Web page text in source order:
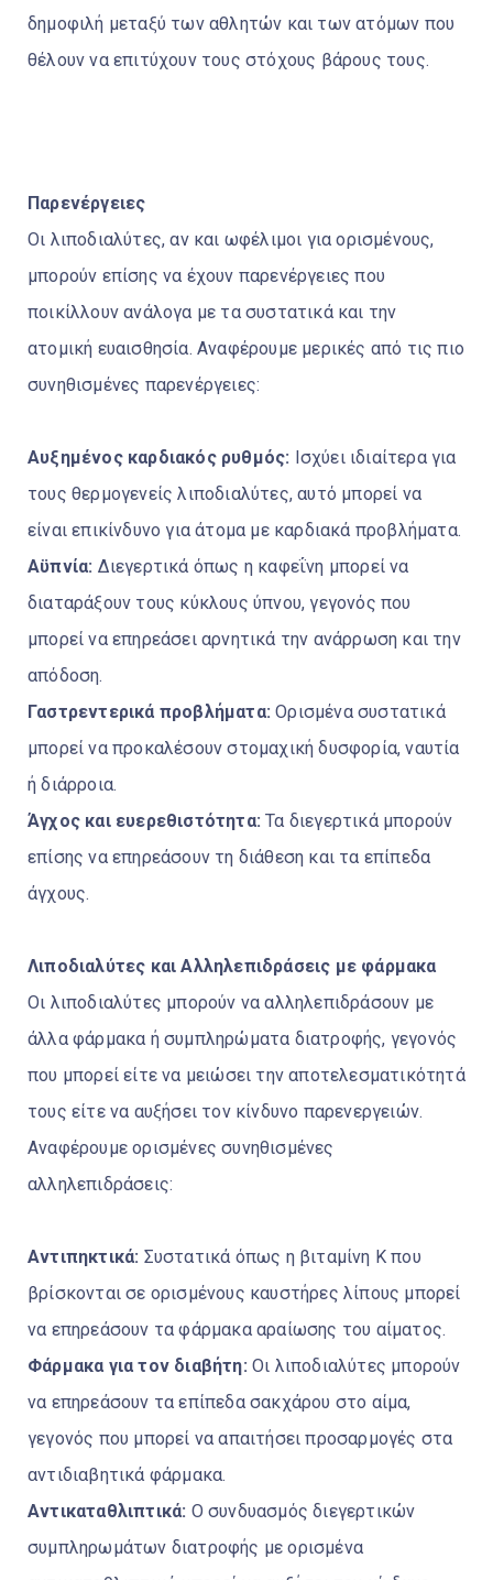
δημοφιλή μεταξύ των αθλητών και των ατόμων που
θέλουν να επιτύχουν τους στόχους βάρους τους.
Παρενέργειες
Οι λιποδιαλύτες, αν και ωφέλιμοι για ορισμένους,
μπορούν επίσης να έχουν παρενέργειες που
ποικίλλουν ανάλογα με τα συστατικά και την
ατομική ευαισθησία. Αναφέρουμε μερικές από τις πιο
συνηθισμένες παρενέργειες:
Αυξημένος καρδιακός ρυθμός: Ισχύει ιδιαίτερα για
τους θερμογενείς λιποδιαλύτες, αυτό μπορεί να
είναι επικίνδυνο για άτομα με καρδιακά προβλήματα.
Αϋπνία: Διεγερτικά όπως η καφεΐνη μπορεί να
διαταράξουν τους κύκλους ύπνου, γεγονός που
μπορεί να επηρεάσει αρνητικά την ανάρρωση και την
απόδοση.
Γαστρεντερικά προβλήματα: Ορισμένα συστατικά
μπορεί να προκαλέσουν στομαχική δυσφορία, ναυτία
ή διάρροια.
Άγχος και ευερεθιστότητα: Τα διεγερτικά μπορούν
επίσης να επηρεάσουν τη διάθεση και τα επίπεδα
άγχους.
Λιποδιαλύτες και Αλληλεπιδράσεις με φάρμακα
Οι λιποδιαλύτες μπορούν να αλληλεπιδράσουν με
άλλα φάρμακα ή συμπληρώματα διατροφής, γεγονός
που μπορεί είτε να μειώσει την αποτελεσματικότητά
τους είτε να αυξήσει τον κίνδυνο παρενεργειών.
Αναφέρουμε ορισμένες συνηθισμένες
αλληλεπιδράσεις:
Αντιπηκτικά: Συστατικά όπως η βιταμίνη Κ που
βρίσκονται σε ορισμένους καυστήρες λίπους μπορεί
να επηρεάσουν τα φάρμακα αραίωσης του αίματος.
Φάρμακα για τον διαβήτη: Οι λιποδιαλύτες μπορούν
να επηρεάσουν τα επίπεδα σακχάρου στο αίμα,
γεγονός που μπορεί να απαιτήσει προσαρμογές στα
αντιδιαβητικά φάρμακα.
Αντικαταθλιπτικά: Ο συνδυασμός διεγερτικών
συμπληρωμάτων διατροφής με ορισμένα